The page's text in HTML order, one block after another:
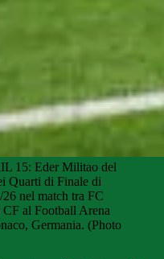
15: Eder Militao del
Quarti di Finale di
nel match tra FC
al Football Arena
Germania. (Photo